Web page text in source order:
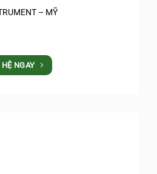
– MỸ
NGAY